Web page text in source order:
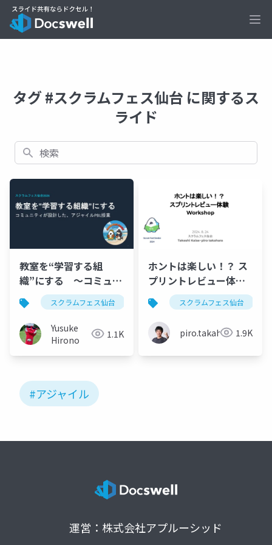
タグ #スクラムフェス仙台 に関するス
ライド
検索
教室を“学習する組
織”にする 〜コミュニ
ティが設計した、アジ
ャイルPBL授業〜
スクラムフェス仙台 scrum fest sendai agile pbl
Yusuke
Hirono
1.1K
ホントは楽しい！？ ス
プリントレビュー体験 -
スクラムフェス仙台
2024 ワークショップ
スクラムフェス仙台
piro.takahara 1.9K
#アジャイル
運営：株式会社アプルーシッド